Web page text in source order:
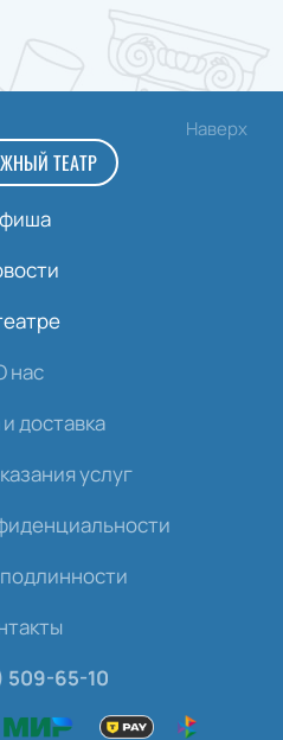
Наверх
ТЕАТР
нас
доставка
услуг
509-65-10